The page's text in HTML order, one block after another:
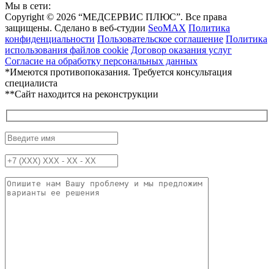
Мы в сети:
Copyright © 2026 “МЕДСЕРВИС ПЛЮС”. Все права
защищены. Сделано в веб-студии SeoMAX Политика
конфиденциальности Пользовательское соглашение Политика
использования файлов cookie Договор оказания услуг
Согласие на обработку персональных данных
*Имеются противопоказания. Требуется консультация
специалиста
**Сайт находится на реконструкции